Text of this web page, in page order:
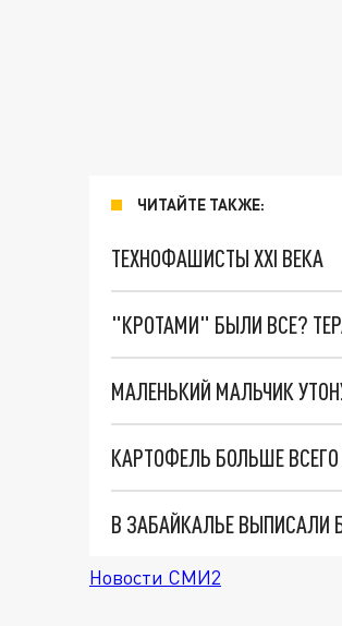
ЧИТАЙТЕ ТАКЖЕ:
ТЕХНОФАШИСТЫ XXI ВЕКА
"КРОТАМИ" БЫЛИ ВСЕ?
МАЛЕНЬКИЙ МАЛЬЧИК
КАРТОФЕЛЬ БОЛЬШЕ
Новости СМИ2